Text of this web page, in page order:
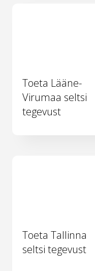
Toeta Lääne-
Virumaa seltsi
tegevust
Toeta Tallinna
seltsi tegevust